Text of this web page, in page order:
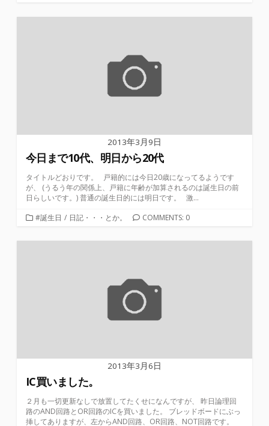
ゴ
2013年3月9日
今日まで10代、明日から20代
タイトルどおりです。 戸籍的には今日20歳になってるようです
が、 (うるう年の関係上、戸籍に年齢が加算されるのは誕生日の前
日らしいです。) 普通の誕生日的には明日です。 激...
カ
ゴ
#誕生日 / 日記・・・とか。 COMMENTS: 0
2013年3月6日
IC買いました。
２月も一切更新なしで放置してたくせになんですが、 昨日論理回
路のAND回路とOR回路のICを買いました。 ブレッドボードにぶっ
挿してありますが、左からAND回路、OR回路、NOT回路です。